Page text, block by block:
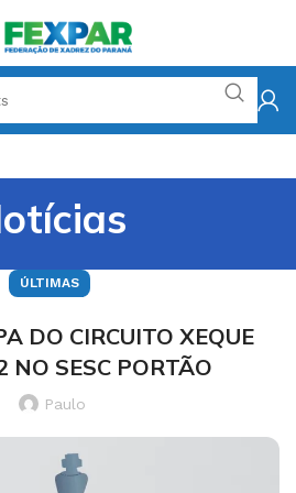
ÚLTIMAS
DO CIRCUITO XEQUE
NO SESC PORTÃO
Paulo